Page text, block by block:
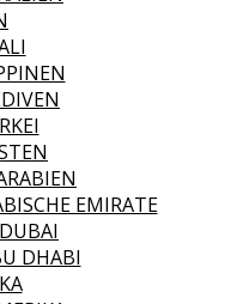
EMIRATE
DUBAI
DHABI